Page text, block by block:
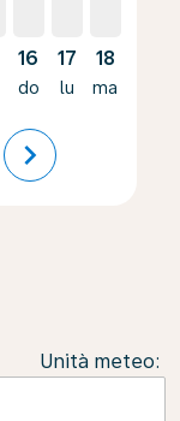
16
do
17
lu
18
ma
chevron_right
Unità meteo: